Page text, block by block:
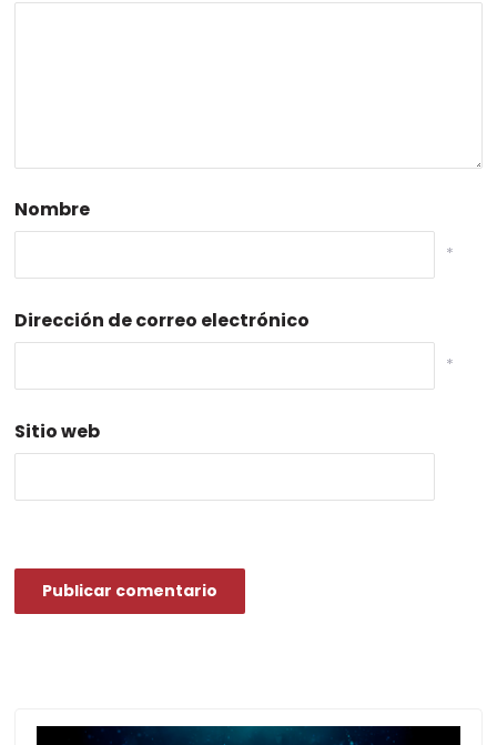
Nombre
*
Dirección de correo electrónico
*
Sitio web